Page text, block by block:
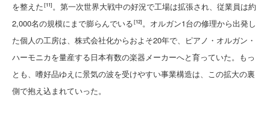
を整えた[11]。第一次世界大戦中の好況で工場は拡張され、従業員は約
2,000名の規模にまで膨らんでいる[12]。オルガン1台の修理から出発し
た個人の工房は、株式会社化からおよそ20年で、ピアノ・オルガン・
ハーモニカを量産する日本有数の楽器メーカーへと育っていた。もっ
とも、嗜好品ゆえに景気の波を受けやすい事業構造は、この拡大の裏
側で抱え込まれていった。